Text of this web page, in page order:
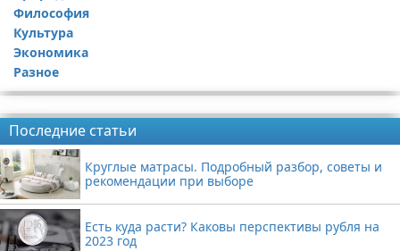
Философия
Культура
Экономика
Разное
Последние статьи
Круглые матрасы. Подробный разбор, советы и
рекомендации при выборе
Есть куда расти? Каковы перспективы рубля на
2023 год